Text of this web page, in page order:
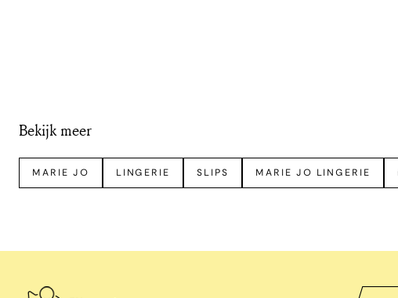
Bekijk meer
MARIE JO LINGERIE SLIPS MARIE JO LINGERIE